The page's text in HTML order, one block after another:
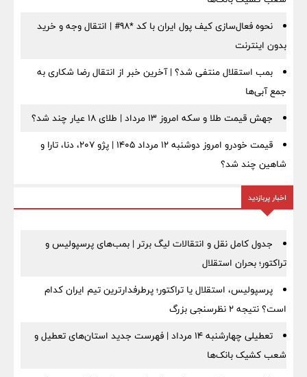
نحوه فعال‌سازی کیف پول ایران با کد *98# | انتقال وجه و خرید
بدون اینترنت
بمب استقلال منتفی شد؟ | آخرین خبر از انتقال رضا شکاری به
جمع آبی‌ها
جهش قیمت طلا و سکه امروز ۱۳ مرداد | طلای ۱۸ عیار چند شد؟
قیمت خودرو امروز دوشنبه ۱۲ مرداد ۱۴۰۵ | پژو ۲۰۷، دنا، تارا و
شاهین چند شد؟
اخبار پربازدید
جدول کامل نقل و انتقالات لیگ برتر | بمب‌های پرسپولیس و
تراکتور؛ بحران استقلال
پرسپولیس، استقلال یا تراکتور؛ پرطرفدارترین تیم ایران کدام
است؟ نتیجه ۲ نظرسنجی بزرگ
تعطیلی چهارشنبه ۱۴ مرداد | فهرست جدید استان‌های تعطیل و
شعب کشیک بانک‌ها